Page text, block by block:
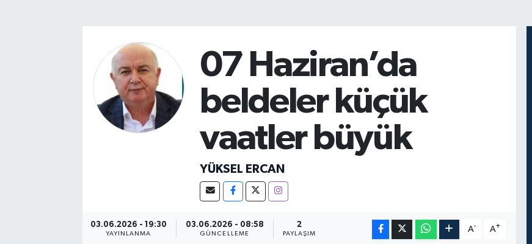
07 Haziran’da
beldeler küçük
vaatler büyük
YÜKSEL ERCAN
03.06.2026 - 19:30
YAYINLANMA
03.06.2026 - 08:58
GÜNCELLEME
2
PAYLAŞIM
A- A+